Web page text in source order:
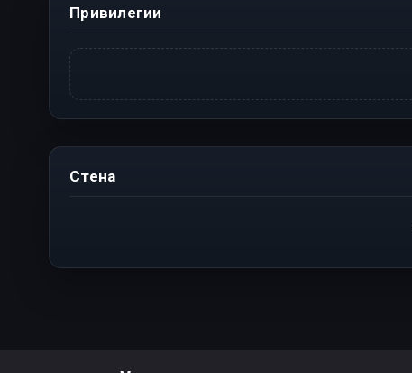
Привилегии
Стена